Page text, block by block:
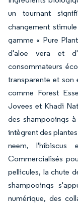
un tournant
changement
gamme « Pure
d'aloe vera et
consommateurs
transparente et son
comme Forest
Jovees et Khadi
des shampooings
intègrent des
neem, l'hibiscus
Commercialisés
pellicules, la chute
shampooings
numérique, des